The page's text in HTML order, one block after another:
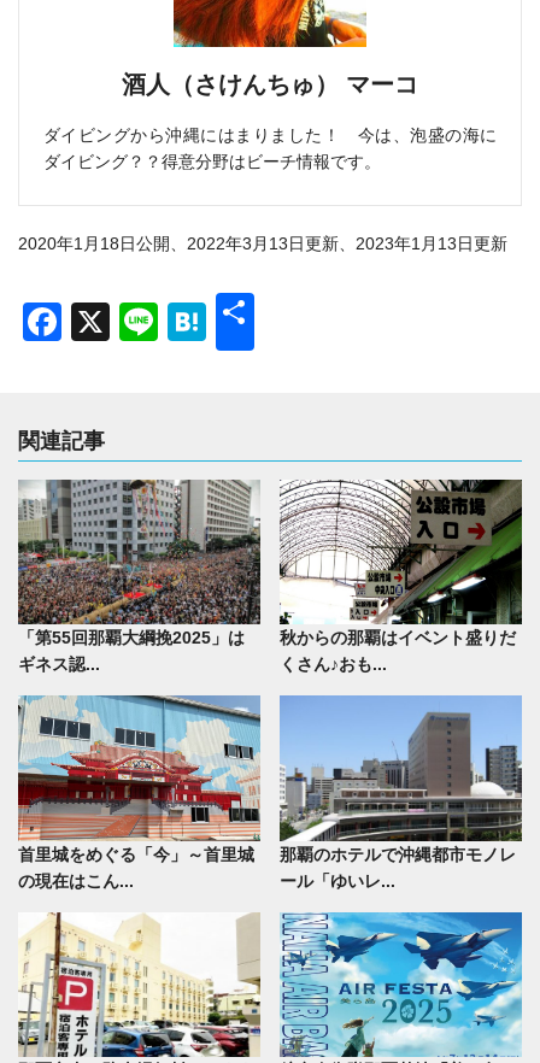
酒人（さけんちゅ） マーコ
ダイビングから沖縄にはまりました！ 今は、泡盛の海に
ダイビング？？得意分野はビーチ情報です。
2020年1月18日公開、2022年3月13日更新、2023年1月13日更新
Facebook
X LineHatena
関連記事
「第55回那覇大綱挽2025」は
ギネス認...
秋からの那覇はイベント盛りだ
くさん♪おも...
首里城をめぐる「今」～首里城
の現在はこん...
那覇のホテルで沖縄都市モノレ
ール「ゆいレ...